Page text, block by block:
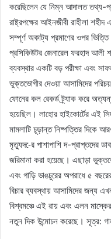
করেছিলেন যে নিম্ন আদালত তথ্য-
রাষ্ট্রপক্ষের আইনজীবী রাহীলা
সম্পূর্ণ অকাট্য প্রমাণের ওপর
প্রসিকিউটর জেনারেল ফরহাদ আলী
ব্যবস্থার একটি বড় পরীক্ষা এবং
ভুক্তভোগীর দেওয়া আসামিদের
ফোনের কল রেকর্ড ট্র্যাক করে
হয়েছিল। লাহোর হাইকোর্টের এই
মামলাটি চূড়ান্ত নিষ্পত্তির দিকে
মৃত্যুদ-ের পাশাপাশি দ-প্রাপ্তদের
জরিমানা করা হয়েছে। এছাড়া
এবং গাড়ি ভাঙচুরের অপরাধে ৫
বিচার ব্যবস্থায় আসামিদের জন্য
বিশ্বমঞ্চে এই রায় এবং এলন
নতুন দিক উন্মোচন করেছে। সূত্র: